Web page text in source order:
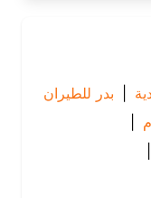
بدر للطيران